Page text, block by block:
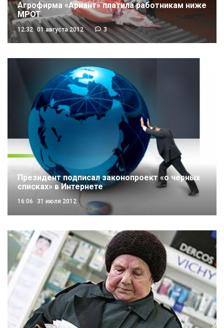
Агрофирма «Ариант» платила работникам ниже
МРОТ
12:32 01 августа 2012 3
Президент подписал законопроект «о черных
списках» в Интернете
16:06 31 июля 2012